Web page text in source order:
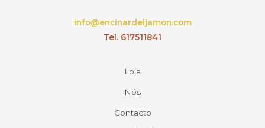
info@encinardeljamon.com
Tel. 617511841
Loja
Nós
Contacto